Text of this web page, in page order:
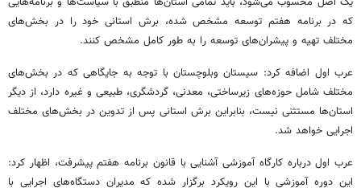
که در برنامه هفتم توسعه مشخص شده، برش استانی خود را در بخش‌های
مختلف تهیه و پیشران‌های توسعه را به طور کامل مشخص کنند.
عرب اول اضافه کرد: سیستان وبلوچستان با توجه به جایگاهی که در بخش‌های
مختلف شامل حوزه‌های زیرساختی، معدنی، گردشگری، طبیعی و غیره دارد، از دیگر
استان‌ها مستثنی نیست، بنابراین برش استانی پس از تدوین در بخش‌های مختلف
اجرایی خواهد شد.
عرب اول درباره کارگاه آموزشی آشنایی با قانون برنامه هفتم پیشرفت، اظهار کرد:
این دوره آموزشی با این رویکرد برگزار شده که مدیران دستگاه‌های اجرایی با